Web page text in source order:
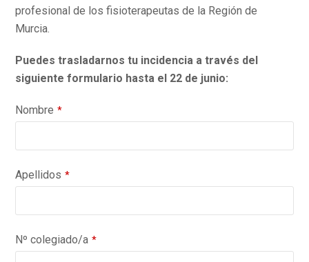
profesional de los fisioterapeutas de la Región de
Murcia.
Puedes trasladarnos tu incidencia a través del
siguiente formulario hasta el 22 de junio:
Nombre *
Apellidos *
Nº colegiado/a *